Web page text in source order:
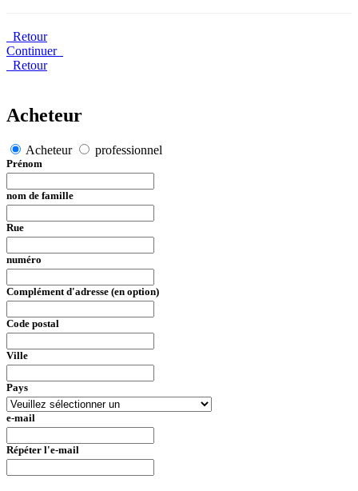
Retour
Continuer
Retour
Acheteur
Acheteur professionnel
Prénom
nom de famille
Rue
numéro
Complément d'adresse (en option)
Code postal
Ville
Pays
e-mail
Répéter l'e-mail